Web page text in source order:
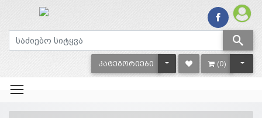
ᲙᲐᲢᲔᲒᲝᲠᲘᲔᲑᲘ TOGGLE DROPDOWN
(0)